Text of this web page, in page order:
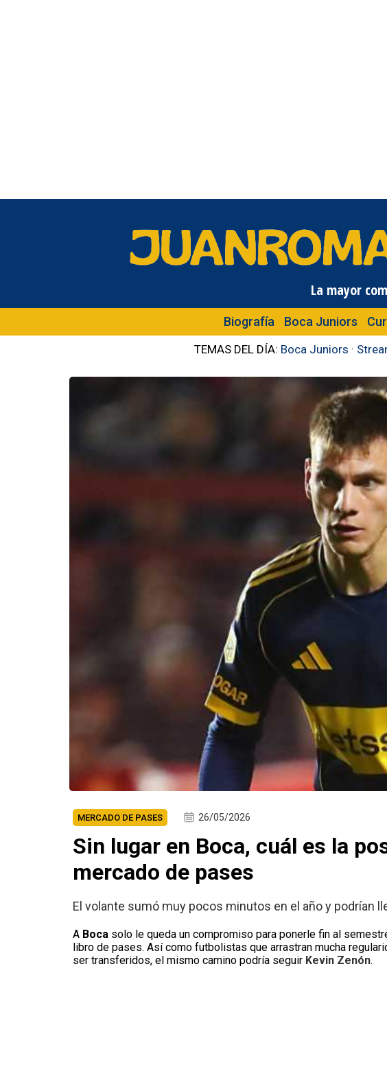
La mayor
Biografía Boca Juniors
TEMAS DEL DÍA: Boca Juniors ·
MERCADO DE PASES 26/05/2026
Sin lugar en Boca, cuál es la
mercado de pases
El volante sumó muy pocos minutos en el año y podrían
A Boca solo le queda un compromiso para ponerle fin al
libro de pases. Así como futbolistas que arrastran mucha
ser transferidos, el mismo camino podría seguir Kevin Zenón.